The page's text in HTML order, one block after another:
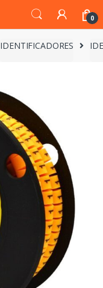
0
IDENTIFICADORES